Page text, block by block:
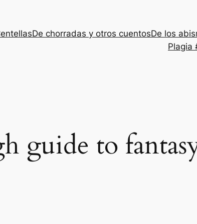
De chorradas y otros cuentosDe los
Plagia
guide to